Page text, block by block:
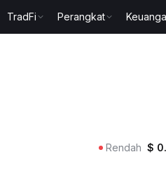
TradFi Perangkat
Rendah $